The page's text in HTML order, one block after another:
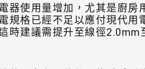
器使用量增加，尤其是廚
規格已經不足以應付現代用
時建議需提升至線徑